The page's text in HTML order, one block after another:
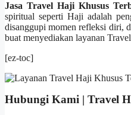
Jasa Travel Haji Khusus
spiritual seperti Haji adalah
disanggupi momen refleksi diri,
buat menyediakan layanan
[ez-toc]
Hubungi Kami | Travel